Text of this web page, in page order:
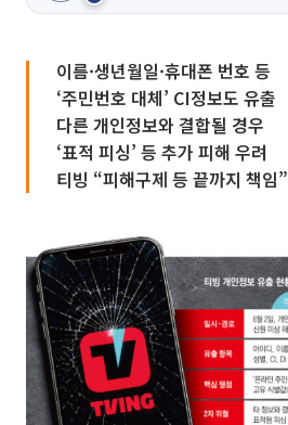
이름·생년월일·휴대폰 번호 등
‘주민번호 대체’ CI정보도 유출
다른 개인정보와 결합될 경우
‘표적 피싱’ 등 추가 피해 우려
티빙 “피해구제 등 끝까지 책임”